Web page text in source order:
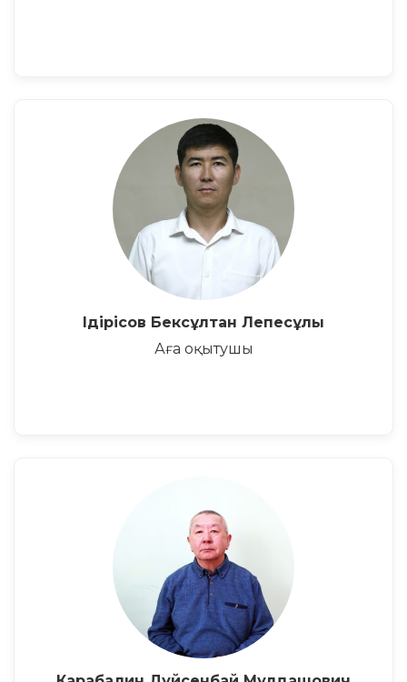
Ідірісов Бексұлтан Лепесұлы
Аға оқытушы